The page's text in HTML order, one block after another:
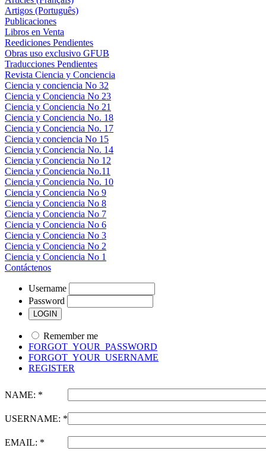
Artigos (Português)
Publicaciones
Libros en Venta
Reediciones Pendientes
Obras uso exclusivo GFUB
Traducciones Pendientes
Revista Ciencia y Conciencia
Ciencia y conciencia No 32
Ciencia y Conciencia No 23
Ciencia y Conciencia No 21
Ciencia y Conciencia No. 18
Ciencia y Conciencia No. 17
Ciencia y conciencia No 15
Ciencia y Conciencia No. 14
Ciencia y Conciencia No 12
Ciencia y Conciencia No.11
Ciencia y Conciencia No. 10
Ciencia y Conciencia No 9
Ciencia y Conciencia No 8
Ciencia y Conciencia No 7
Ciencia y Conciencia No 6
Ciencia y Conciencia No 3
Ciencia y Conciencia No 2
Ciencia y Conciencia No 1
Contáctenos
Username
Password
Remember me
FORGOT_YOUR_PASSWORD
FORGOT_YOUR_USERNAME
REGISTER
NAME: *
USERNAME: *
EMAIL: *